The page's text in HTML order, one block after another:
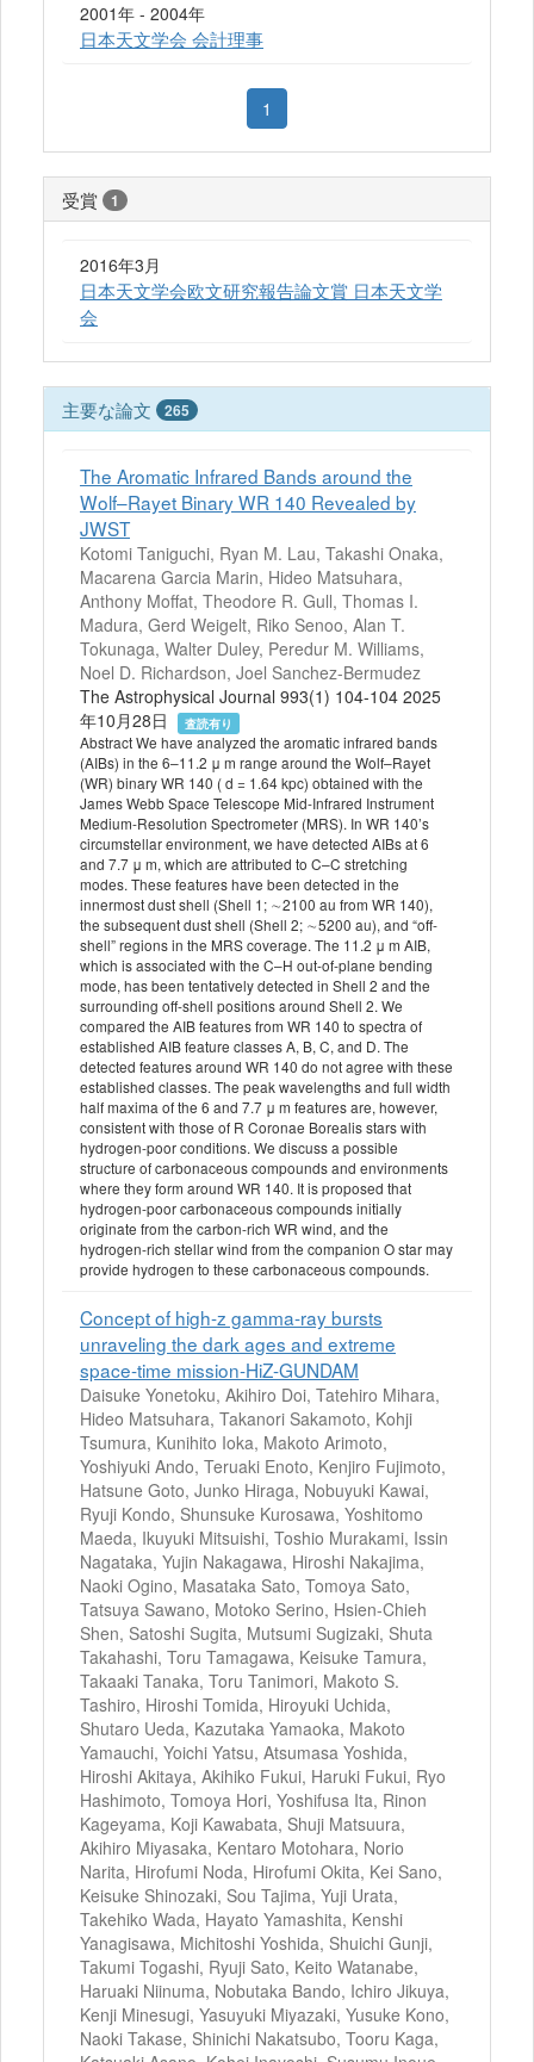
2001年 - 2004年
日本天文学会 会計理事
1
受賞 1
2016年3月
日本天文学会欧文研究報告論文賞 日本天文学
会
主要な論文 265
The Aromatic Infrared Bands around the
Wolf–Rayet Binary WR 140 Revealed by
JWST
Kotomi Taniguchi, Ryan M. Lau, Takashi Onaka,
Macarena Garcia Marin, Hideo Matsuhara,
Anthony Moffat, Theodore R. Gull, Thomas I.
Madura, Gerd Weigelt, Riko Senoo, Alan T.
Tokunaga, Walter Duley, Peredur M. Williams,
Noel D. Richardson, Joel Sanchez-Bermudez
The Astrophysical Journal 993(1) 104-104 2025
年10月28日
査読有り
Abstract We have analyzed the aromatic infrared bands
(AIBs) in the 6–11.2 μ m range around the Wolf–Rayet
(WR) binary WR 140 ( d = 1.64 kpc) obtained with the
James Webb Space Telescope Mid-Infrared Instrument
Medium-Resolution Spectrometer (MRS). In WR 140’s
circumstellar environment, we have detected AIBs at 6
and 7.7 μ m, which are attributed to C–C stretching
modes. These features have been detected in the
innermost dust shell (Shell 1; ∼2100 au from WR 140),
the subsequent dust shell (Shell 2; ∼5200 au), and “off-
shell” regions in the MRS coverage. The 11.2 μ m AIB,
which is associated with the C–H out-of-plane bending
mode, has been tentatively detected in Shell 2 and the
surrounding off-shell positions around Shell 2. We
compared the AIB features from WR 140 to spectra of
established AIB feature classes A, B, C, and D. The
detected features around WR 140 do not agree with these
established classes. The peak wavelengths and full width
half maxima of the 6 and 7.7 μ m features are, however,
consistent with those of R Coronae Borealis stars with
hydrogen-poor conditions. We discuss a possible
structure of carbonaceous compounds and environments
where they form around WR 140. It is proposed that
hydrogen-poor carbonaceous compounds initially
originate from the carbon-rich WR wind, and the
hydrogen-rich stellar wind from the companion O star may
provide hydrogen to these carbonaceous compounds.
Concept of high-z gamma-ray bursts
unraveling the dark ages and extreme
space-time mission-HiZ-GUNDAM
Daisuke Yonetoku, Akihiro Doi, Tatehiro Mihara,
Hideo Matsuhara, Takanori Sakamoto, Kohji
Tsumura, Kunihito Ioka, Makoto Arimoto,
Yoshiyuki Ando, Teruaki Enoto, Kenjiro Fujimoto,
Hatsune Goto, Junko Hiraga, Nobuyuki Kawai,
Ryuji Kondo, Shunsuke Kurosawa, Yoshitomo
Maeda, Ikuyuki Mitsuishi, Toshio Murakami, Issin
Nagataka, Yujin Nakagawa, Hiroshi Nakajima,
Naoki Ogino, Masataka Sato, Tomoya Sato,
Tatsuya Sawano, Motoko Serino, Hsien-Chieh
Shen, Satoshi Sugita, Mutsumi Sugizaki, Shuta
Takahashi, Toru Tamagawa, Keisuke Tamura,
Takaaki Tanaka, Toru Tanimori, Makoto S.
Tashiro, Hiroshi Tomida, Hiroyuki Uchida,
Shutaro Ueda, Kazutaka Yamaoka, Makoto
Yamauchi, Yoichi Yatsu, Atsumasa Yoshida,
Hiroshi Akitaya, Akihiko Fukui, Haruki Fukui, Ryo
Hashimoto, Tomoya Hori, Yoshifusa Ita, Rinon
Kageyama, Koji Kawabata, Shuji Matsuura,
Akihiro Miyasaka, Kentaro Motohara, Norio
Narita, Hirofumi Noda, Hirofumi Okita, Kei Sano,
Keisuke Shinozaki, Sou Tajima, Yuji Urata,
Takehiko Wada, Hayato Yamashita, Kenshi
Yanagisawa, Michitoshi Yoshida, Shuichi Gunji,
Takumi Togashi, Ryuji Sato, Keito Watanabe,
Haruaki Niinuma, Nobutaka Bando, Ichiro Jikuya,
Kenji Minesugi, Yasuyuki Miyazaki, Yusuke Kono,
Naoki Takase, Shinichi Nakatsubo, Tooru Kaga,